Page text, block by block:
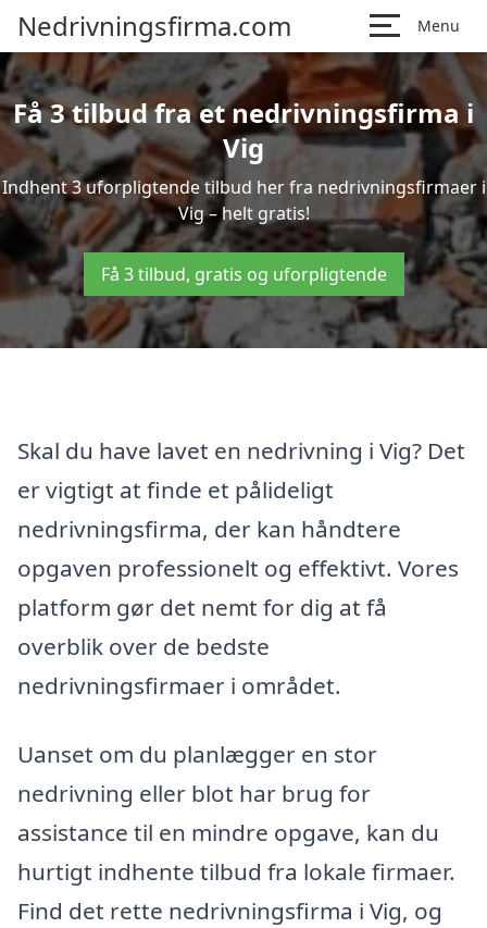
Nedrivningsfirma.com Menu
Få 3 tilbud fra et nedrivningsfirma i
Vig
Indhent 3 uforpligtende tilbud her fra nedrivningsfirmaer i
Vig – helt gratis!
Få 3 tilbud, gratis og uforpligtende
Skal du have lavet en nedrivning i Vig? Det
er vigtigt at finde et pålideligt
nedrivningsfirma, der kan håndtere
opgaven professionelt og effektivt. Vores
platform gør det nemt for dig at få
overblik over de bedste
nedrivningsfirmaer i området.
Uanset om du planlægger en stor
nedrivning eller blot har brug for
assistance til en mindre opgave, kan du
hurtigt indhente tilbud fra lokale firmaer.
Find det rette nedrivningsfirma i Vig, og